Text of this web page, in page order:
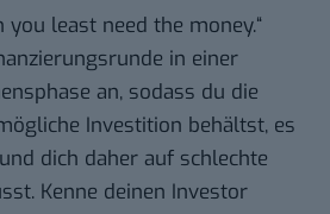
you least need the money.“
in einer
an, sodass du die
Investition behältst, es
dich daher auf schlechte
Kenne deinen Investor